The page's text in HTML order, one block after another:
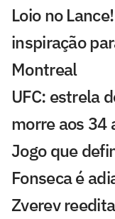
Loio no
inspiração
Montreal
UFC: estrela
morre aos 34
Jogo que
Fonseca é
Zverev